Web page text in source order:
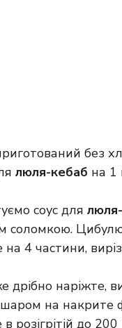
без
люля-кебаб на 1
соус для
соломкою.
4 частини,
дрібно наріжте,
шаром на
розігрітій до